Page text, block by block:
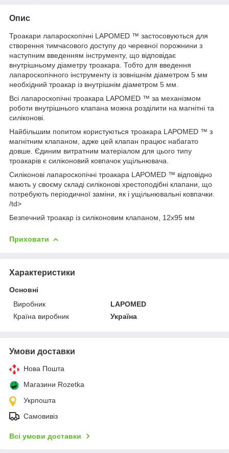
Опис
Троакари лапароскопічні LAPOMED ™ застосовуються для
створення тимчасового доступу до черевної порожнини з
наступним введенням інструменту, що відповідає
внутрішньому діаметру троакара. Тобто для введення
лапароскопічного інструменту із зовнішнім діаметром 5 мм
необхідний троакар із внутрішнім діаметром 5 мм.
Всі лапароскопічні троакара LAPOMED ™ за механізмом
роботи внутрішнього клапана можна розділити на магнітні та
силіконові.
Найбільшим попитом користуються троакара LAPOMED ™ з
магнітним клапаном, адже цей клапан працює набагато
довше. Єдиним витратним матеріалом для цього типу
троакарів є силіконовий ковпачок ущільнювача.
Силіконові лапароскопічні троакара LAPOMED ™ відповідно
мають у своєму складі силіконові хрестоподібні клапани, що
потребують періодичної заміни, як і ущільнювальні ковпачки.
/td>
Безпечний троакар із силіконовим клапаном, 12х95 мм
Приховати
Характеристики
Основні
Виробник
LAPOMED
Країна виробник
Україна
Умови доставки
Нова Пошта
Магазини Rozetka
Укрпошта
Самовивіз
Всі умови доставки